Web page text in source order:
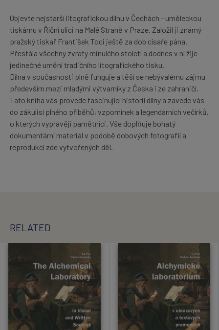
Objevte nejstarší litografickou dílnu v Čechách - uměleckou
tiskárnu v Říční ulici na Malé Straně v Praze. Založil ji známý
pražský tiskař František Toci ještě za dob císaře pána.
Přestála všechny zvraty minulého století a dodnes v ní žije
jedinečné umění tradičního litografického tisku.
Dílna v současnosti plně funguje a těší se nebývalému zájmu
především mezi mladými výtvarníky z Česka i ze zahraničí.
Tato kniha vás provede fascinující historií dílny a zavede vás
do zákulisí plného příběhů, vzpomínek a legendárních večírků,
o kterých vyprávějí pamětníci. Vše doplňuje bohatý
dokumentární materiál v podobě dobových fotografií a
reprodukcí zde vytvořených děl.
RELATED